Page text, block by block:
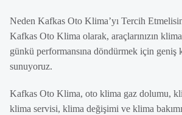
Neden Kafkas Oto Klima’yı Tercih
Kafkas Oto Klima olarak, araçlarınızın
günkü performansına döndürmek için geniş
sunuyoruz.
Kafkas Oto Klima, oto klima gaz dolumu,
klima servisi, klima değişimi ve klima